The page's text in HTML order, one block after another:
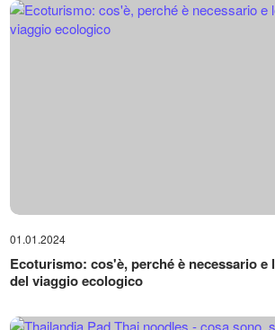
01.01.2024
Ecoturismo: cos'è, perché è necessario e
del viaggio ecologico